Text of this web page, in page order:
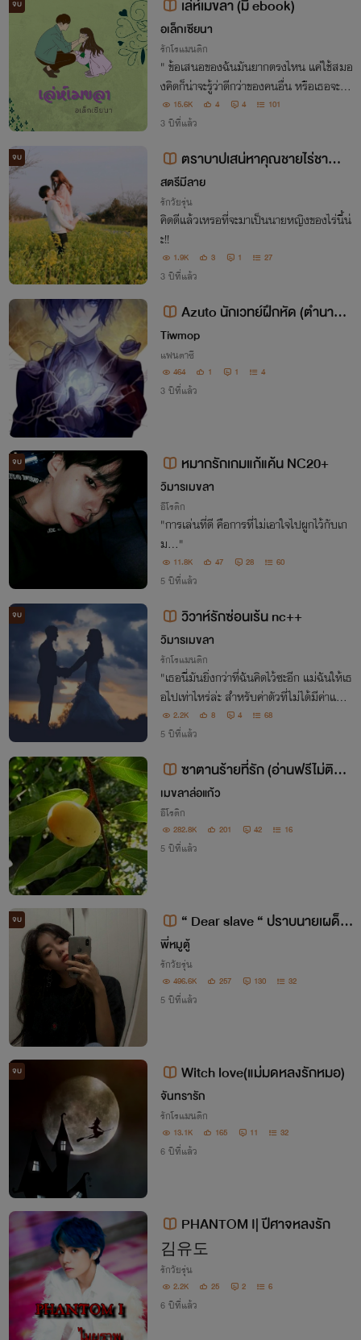
จบ เล่ห์เมขลา (มี ebook)
อเล็กเซียนา
รักโรแมนติก
" ข้อเสนอของฉันมันยากตรงไหน แค่ใช้สมอ
งคิดก็น่าจะรู้ว่าดีกว่าของคนอื่น หรือเธอจะไม่
เอา" ข้อเสนอที่เมขลาอยากจะเอาหัวโขกกำแ
พงให้รู้แล้วรู้รอด
15.6K 4 4 101
3 ปีที่แล้ว
จบ
ตราบาปเสน่หาคุณชายไร่ชา....2
0+
สตรีมีลาย
รักวัยรุ่น
คิดดีแล้วเหรอที่จะมาเป็นนายหญิงของไร่นี้น่
ะ!!
1.9K 3 1 27
3 ปีที่แล้ว
Azuto นักเวทย์ฝึกหัด (ตำนานเม
ขลาสีขาว)
Tiwmop
แฟนตาซี
464 1 1 4
3 ปีที่แล้ว
จบ หมากรักเกมแก้แค้น NC20+
วิมารเมขลา
อีโรติก
"การเล่นที่ดี คือการที่ไม่เอาใจไปผูกไว้กับเก
ม..."
11.8K 47 28 60
5 ปีที่แล้ว
จบ วิวาห์รักซ่อนเร้น nc++
วิมารเมขลา
รักโรแมนติก
"เธอนี่มันยิ่งกว่าที่ฉันคิดไว้ซะอีก แม่ฉันให้เธ
อไปเท่าไหร่ล่ะ สำหรับค่าตัวที่ไม่ได้มีค่าแบบ
นี้" 2.2K 8 4 68
5 ปีที่แล้ว
ซาตานร้ายที่รัก (อ่านฟรีไม่ติดเห
รียญ)
เมขลาล่อแก้ว
อีโรติก
282.8K 201 42 16
5 ปีที่แล้ว
จบ
“ Dear slave “ ปราบนายเผด็จ
การ
พี่หมูตู้
รักวัยรุ่น
496.6K 257 130 32
5 ปีที่แล้ว
จบ Witch love(แม่มดหลงรักหมอ)
จันทรารัก
รักโรแมนติก
13.1K 165 11 32
6 ปีที่แล้ว
PHANTOM I| ปีศาจหลงรัก
김유도
รักวัยรุ่น
2.2K 25 2 6
6 ปีที่แล้ว